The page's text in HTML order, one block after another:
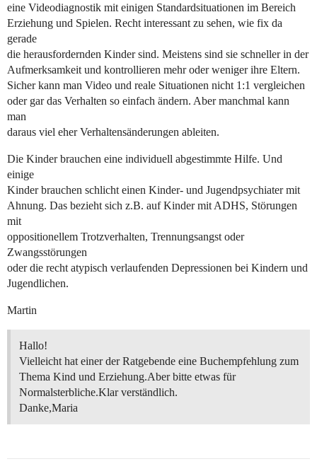
eine Videodiagnostik mit einigen Standardsituationen im Bereich
Erziehung und Spielen. Recht interessant zu sehen, wie fix da
gerade
die herausfordernden Kinder sind. Meistens sind sie schneller in der
Aufmerksamkeit und kontrollieren mehr oder weniger ihre Eltern.
Sicher kann man Video und reale Situationen nicht 1:1 vergleichen
oder gar das Verhalten so einfach ändern. Aber manchmal kann
man
daraus viel eher Verhaltensänderungen ableiten.
Die Kinder brauchen eine individuell abgestimmte Hilfe. Und
einige
Kinder brauchen schlicht einen Kinder- und Jugendpsychiater mit
Ahnung. Das bezieht sich z.B. auf Kinder mit ADHS, Störungen
mit
oppositionellem Trotzverhalten, Trennungsangst oder
Zwangsstörungen
oder die recht atypisch verlaufenden Depressionen bei Kindern und
Jugendlichen.
Martin
Hallo!
Vielleicht hat einer der Ratgebende eine Buchempfehlung zum
Thema Kind und Erziehung.Aber bitte etwas für
Normalsterbliche.Klar verständlich.
Danke,Maria